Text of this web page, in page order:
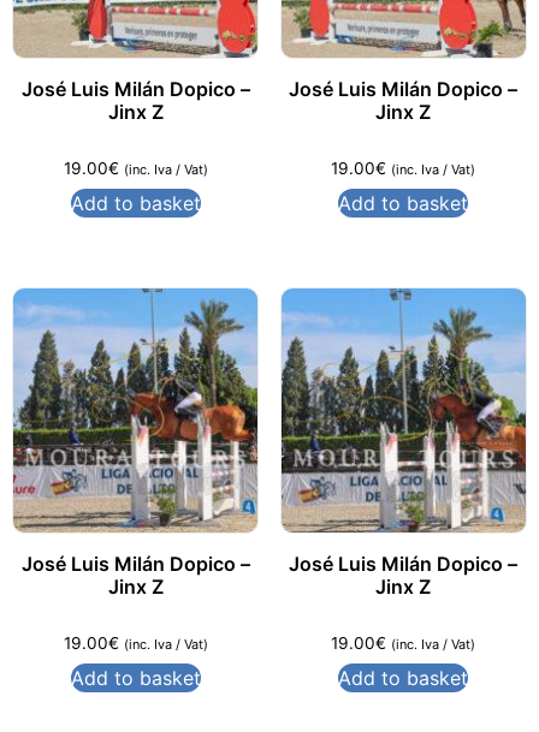
José Luis Milán Dopico –
Jinx Z
19.00€ (inc. Iva / Vat)
Add to basket
José Luis Milán Dopico –
Jinx Z
19.00€ (inc. Iva / Vat)
Add to basket
José Luis Milán Dopico –
Jinx Z
19.00€ (inc. Iva / Vat)
Add to basket
José Luis Milán Dopico –
Jinx Z
19.00€ (inc. Iva / Vat)
Add to basket